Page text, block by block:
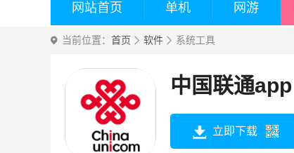
网站首页 单机 网游
当前位置： 首页 软件 系统工具
中国联通app
立即下载